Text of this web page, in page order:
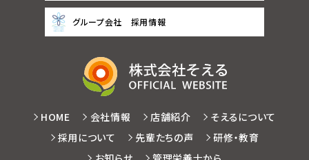
グループ会社 採用情報
HOME 会社情報 店舗紹介
そえるについて
採用について
先輩たちの声
研修・教育